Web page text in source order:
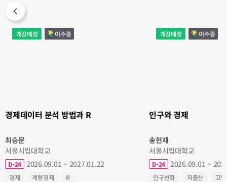
경
제
데
개강예정 이수증
경제데이터 분석 방법과 R
최승문
서울시립대학교
D-24 2026.09.01 ~ 2027.01.22
경제 계량경제 R
인
구
와
개강예정 이수증
인구와 경제
송헌재
서울시립대학교
D-24 2026.09.01 ~
인구변화 저출산
고